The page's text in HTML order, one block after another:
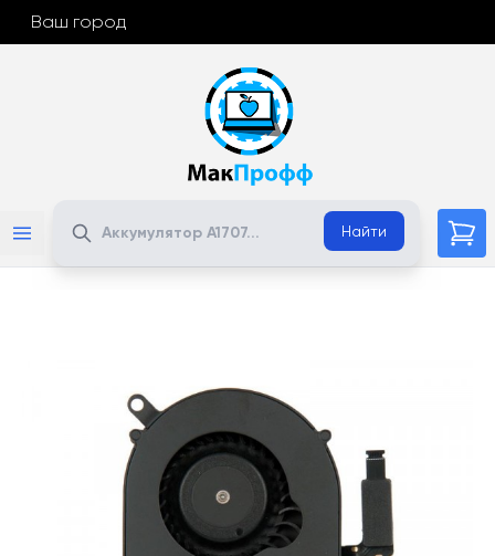
Ваш город
Найти